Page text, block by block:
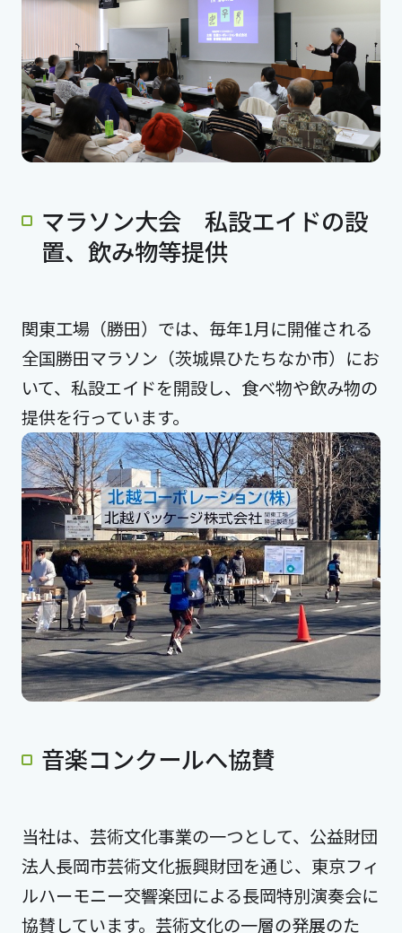
マラソン大会 私設エイドの設
置、飲み物等提供
関東工場（勝田）では、毎年1月に開催される
全国勝田マラソン（茨城県ひたちなか市）にお
いて、私設エイドを開設し、食べ物や飲み物の
提供を行っています。
音楽コンクールへ協賛
当社は、芸術文化事業の一つとして、公益財団
法人長岡市芸術文化振興財団を通じ、東京フィ
ルハーモニー交響楽団による長岡特別演奏会に
協賛しています。芸術文化の一層の発展のた